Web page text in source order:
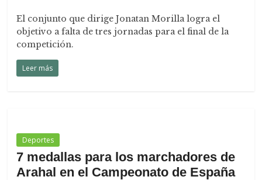
El conjunto que dirige Jonatan Morilla logra el
objetivo a falta de tres jornadas para el final de la
competición.
Leer más
Deportes
7 medallas para los marchadores de
Arahal en el Campeonato de España